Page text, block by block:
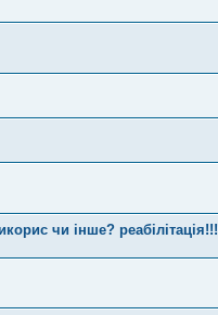
чи інше? реабілітація!!!